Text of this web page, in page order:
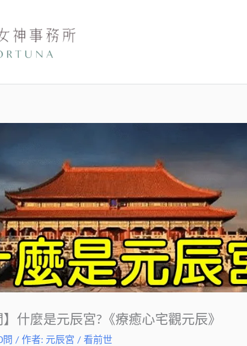
】什麼是元辰宮?《療癒心宅觀元辰》
問 / 作者: 元辰宮 / 看前世